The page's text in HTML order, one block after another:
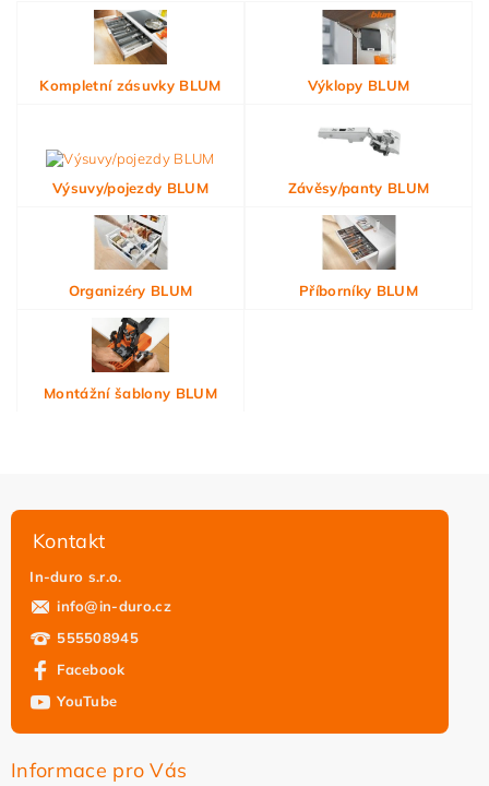
Kompletní zásuvky BLUM Výklopy BLUM
Výsuvy/pojezdy BLUM Závěsy/panty BLUM
Organizéry BLUM Příborníky BLUM
Montážní šablony BLUM
Kontakt
In-duro s.r.o.
info@in-duro.cz
555508945
Facebook
YouTube
Informace pro Vás